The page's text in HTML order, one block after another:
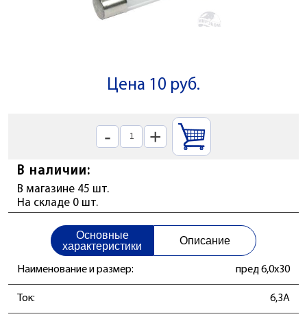
Цена 10 руб.
- +
В наличии:
В магазине 45 шт.
На складе 0 шт.
Основные
характеристики
Описание
Наименование и размер: пред 6,0x30
Ток: 6,3А